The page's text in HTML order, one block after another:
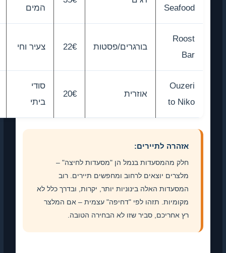
דגים
בורגרים/פסטות 22€ צעיר וחי
חוויה
אותנטית
לתיירים:
מהמסעדות בנמל הן "מסעדות לחיצה" –
יוצאים לרחוב ומחפשים תיירים. רוב
האלה בינוניות יותר, יקרות, ובדרך כלל לא
תזהו לפי "דחיפה" עצמית – אם המלצר
אחריכם, סביר שזו לא הבחירה הטובה.